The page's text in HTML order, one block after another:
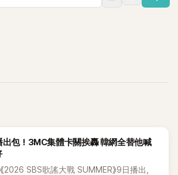
包！3MC集體卡關挨轟 韓網全替他喊
2026 SBS歌謠大戰 SUMMER》9日播出，